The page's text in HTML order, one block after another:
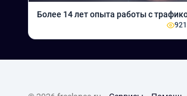
Более 14 лет опыта работы с
921